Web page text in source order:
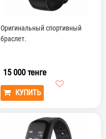
Оригинальный спортивный
браслет.
15 000 тенге
КУПИТЬ